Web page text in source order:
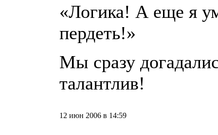
«Логика! А еще я
пердеть!»
Мы сразу
талантлив!
12 июн 2006 в 14:59